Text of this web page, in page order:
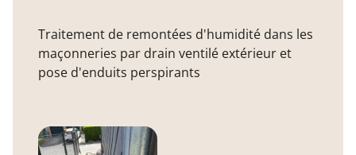
Traitement de remontées d'humidité dans les
maçonneries par drain ventilé extérieur et
pose d'enduits perspirants